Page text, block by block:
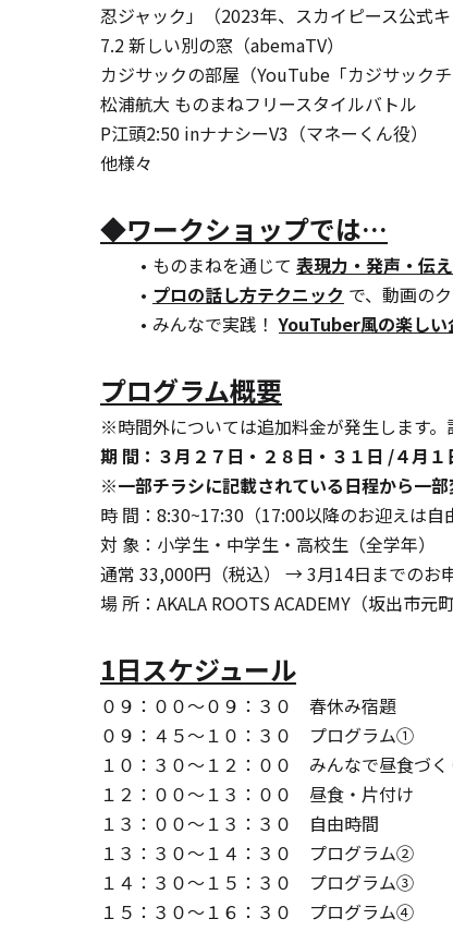
忍ジャック」（2023年、スカイピース公式
7.2 新しい別の窓（abemaTV）
カジサックの部屋（YouTube「カジサックチ
松浦航大 ものまねフリースタイルバトル
P江頭2:50 inナナシーV3（マネーくん役）
他様々
◆ワークショップでは…
ものまねを通じて 表現力・発声・伝
プロの話し方テクニック で、動画の
みんなで実践！ YouTuber風の楽しい
プログラム概要
※時間外については追加料金が発生します。
期 間：３月２７日・２８日・３１日 /４月
※一部チラシに記載されている日程から一部
時 間：8:30~17:30（17:00以降のお迎えは自
対 象：小学生・中学生・高校生（全学年）
通常 33,000円（税込） → 3月14日までのお
場 所：AKALA ROOTS ACADEMY（坂出市元
1日スケジュール
０９：００～０９：３０　春休み宿題
０９：４５～１０：３０　プログラム①
１０：３０～１２：００　みんなで昼食づく
１２：００～１３：００　昼食・片付け
１３：００～１３：３０　自由時間
１３：３０～１４：３０　プログラム②
１４：３０～１５：３０　プログラム③
１５：３０～１６：３０　プログラム④